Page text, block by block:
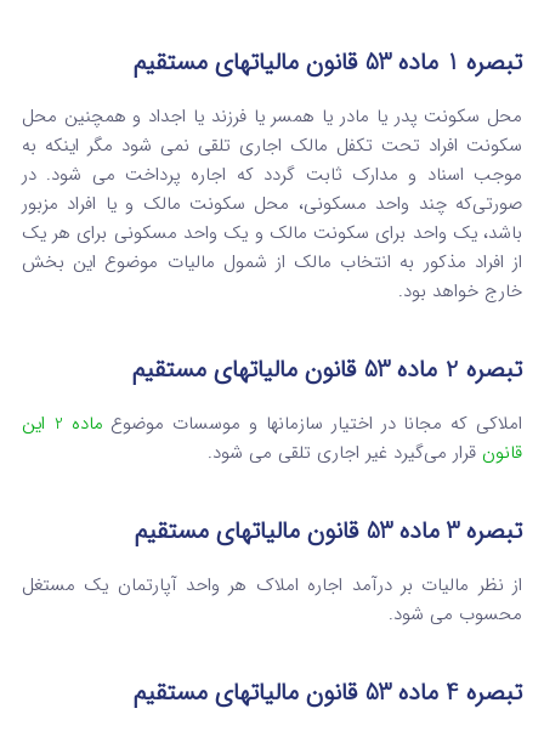
تبصره ‌1 ماده 53 قانون مالیاتهای مستقیم
محل سکونت پدر یا مادر یا همسر یا فرزند یا اجداد و همچنین محل
سکونت افراد تحت تکفل مالک اجاری تلقی نمی‌ شود مگر اینکه به
‌موجب اسناد و مدارک ثابت گردد که اجاره پرداخت می‌ شود. در
صورتی‌که چند واحد مسکونی، محل سکونت مالک و یا افراد مزبور
باشد، یک واحد برای سکونت مالک و یک واحد مسکونی برای هر یک
از افراد مذکور به انتخاب مالک از شمول مالیات موضوع این بخش
خارج خواهد بود.
تبصره ‌2 ماده 53 قانون مالیاتهای مستقیم
املاکی که مجانا در اختیار سازمانها و موسسات موضوع
ماده‌ 2 این
قانون قرار می‌گیرد غیر اجاری تلقی‌ می‌ شود.
‌تبصره ‌3 ماده 53 قانون مالیاتهای مستقیم
از نظر مالیات بر درآمد اجاره املاک هر واحد آپارتمان یک مستغل
محسوب می‌ شود.
‌تبصره ‌4 ماده 53 قانون مالیاتهای مستقیم